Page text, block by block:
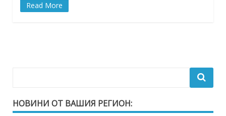
Read More
НОВИНИ ОТ ВАШИЯ РЕГИОН: